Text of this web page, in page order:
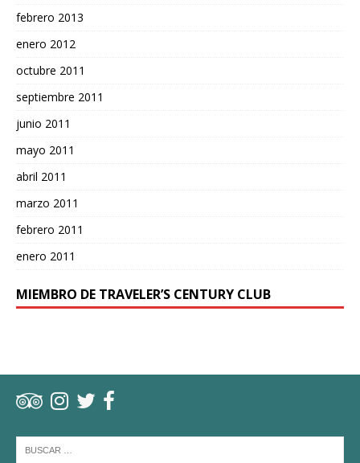
febrero 2013
enero 2012
octubre 2011
septiembre 2011
junio 2011
mayo 2011
abril 2011
marzo 2011
febrero 2011
enero 2011
MIEMBRO DE TRAVELER’S CENTURY CLUB